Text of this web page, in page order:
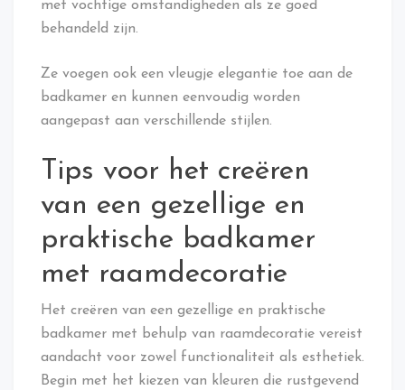
met vochtige omstandigheden als ze goed
behandeld zijn.
Ze voegen ook een vleugje elegantie toe aan de
badkamer en kunnen eenvoudig worden
aangepast aan verschillende stijlen.
Tips voor het creëren
van een gezellige en
praktische badkamer
met raamdecoratie
Het creëren van een gezellige en praktische
badkamer met behulp van raamdecoratie vereist
aandacht voor zowel functionaliteit als esthetiek.
Begin met het kiezen van kleuren die rustgevend